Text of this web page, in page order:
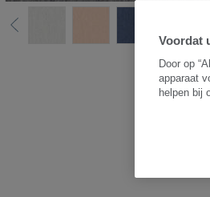
Voordat
Door op
apparaat
helpen bij